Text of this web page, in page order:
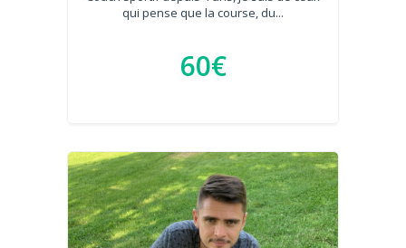
qui pense que la course, du...
60€